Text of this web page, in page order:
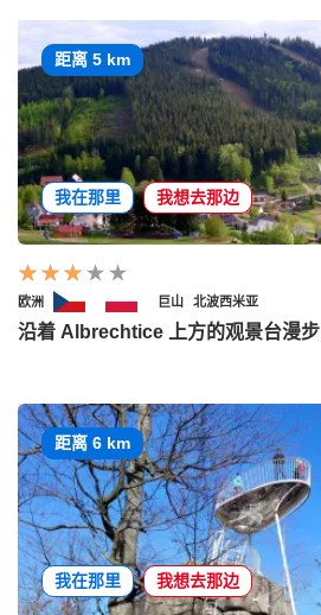
距离 5 km
我在那里 我想去那边
欧洲 巨山 北波西米亚
沿着 Albrechtice 上方的观景台漫步
距离 6 km
我在那里 我想去那边